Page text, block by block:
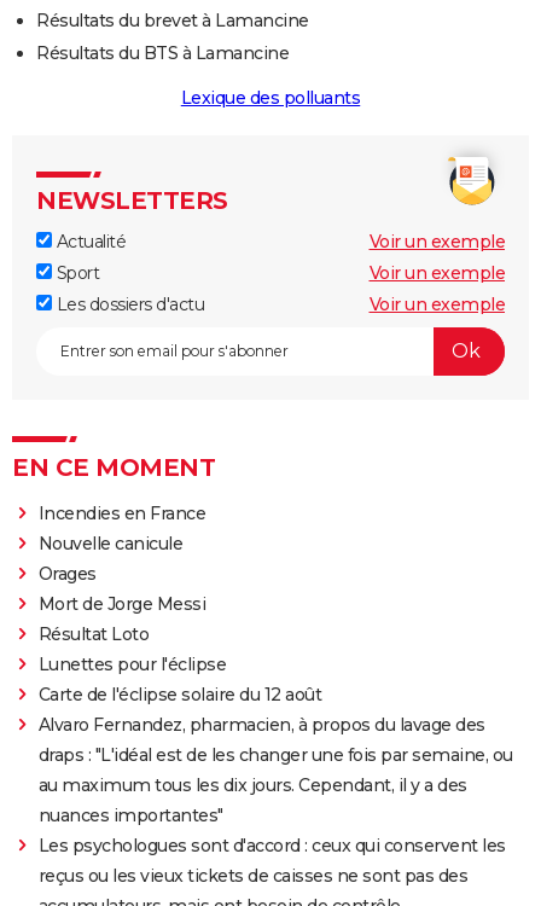
Résultats du brevet à Lamancine
Résultats du BTS à Lamancine
Lexique des polluants
NEWSLETTERS
Actualité
Voir un exemple
Sport
Voir un exemple
Les dossiers d'actu
Voir un exemple
EN CE MOMENT
Incendies en France
Nouvelle canicule
Orages
Mort de Jorge Messi
Résultat Loto
Lunettes pour l'éclipse
Carte de l'éclipse solaire du 12 août
Alvaro Fernandez, pharmacien, à propos du lavage des
draps : "L'idéal est de les changer une fois par semaine, ou
au maximum tous les dix jours. Cependant, il y a des
nuances importantes"
Les psychologues sont d'accord : ceux qui conservent les
reçus ou les vieux tickets de caisses ne sont pas des